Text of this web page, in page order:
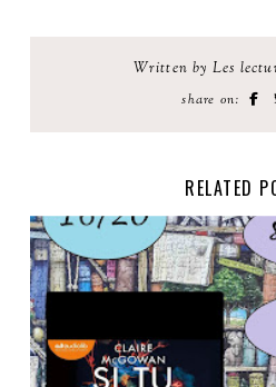
Written by Les
share on:
RELATED